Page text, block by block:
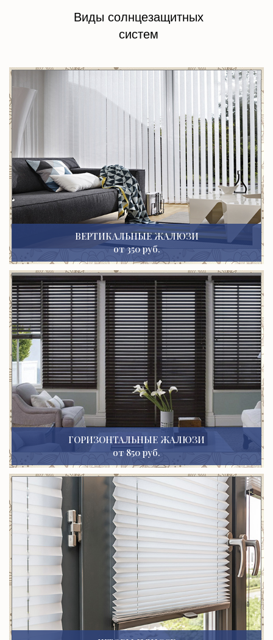
Виды солнцезащитных
систем
ВЕРТИКАЛЬНЫЕ ЖАЛЮЗИ
от 350 руб.
ГОРИЗОНТАЛЬНЫЕ ЖАЛЮЗИ
от 850 руб.